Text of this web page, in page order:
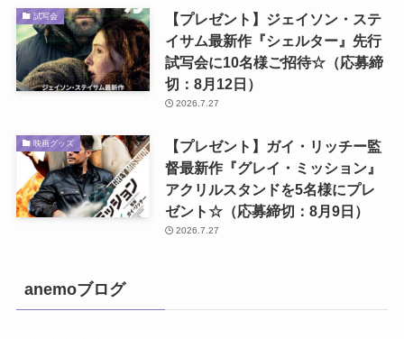
試写会
【プレゼント】ジェイソン・ステ
イサム最新作『シェルター』先行
試写会に10名様ご招待☆（応募締
切：8月12日）
2026.7.27
映画グッズ
【プレゼント】ガイ・リッチー監
督最新作『グレイ・ミッション』
アクリルスタンドを5名様にプレ
ゼント☆（応募締切：8月9日）
2026.7.27
anemoブログ